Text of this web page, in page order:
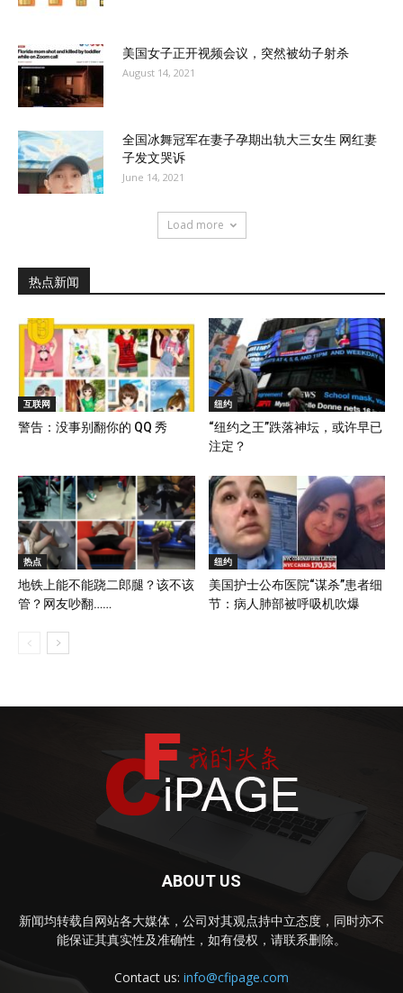
美国女子正开视频会议，突然被幼子射杀
August 14, 2021
全国冰舞冠军在妻子孕期出轨大三女生 网红妻
子发文哭诉
June 14, 2021
Load more
热点新闻
互联网
警告：没事别翻你的 QQ 秀
纽约
“纽约之王”跌落神坛，或许早已
注定？
热点
地铁上能不能跷二郎腿？该不该
管？网友吵翻……
纽约
美国护士公布医院“谋杀”患者细
节：病人肺部被呼吸机吹爆
ABOUT US
新闻均转载自网站各大媒体，公司对其观点持中立态度，同时亦不
能保证其真实性及准确性，如有侵权，请联系删除。
Contact us: info@cfipage.com